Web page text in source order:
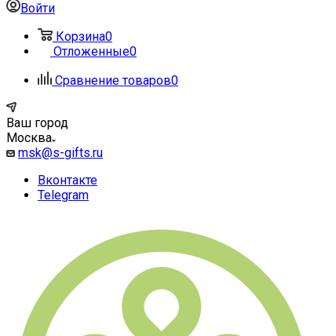
Войти
Корзина0
Отложенные0
Сравнение товаров0
Ваш город
Москва
msk@s-gifts.ru
Вконтакте
Telegram